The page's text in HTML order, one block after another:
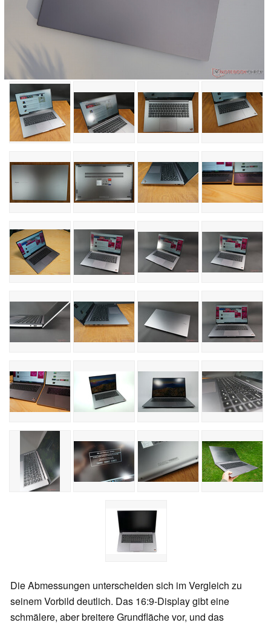
Die Abmessungen unterscheiden sich im Vergleich zu
seinem Vorbild deutlich. Das 16:9-Display gibt eine
schmälere, aber breitere Grundfläche vor, und das